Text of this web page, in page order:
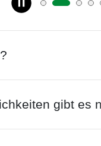
gibt es